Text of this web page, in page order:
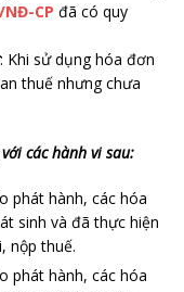
CP đã có quy
: Khi sử dụng hóa đơn
thuế nhưng chưa
các hành vi sau:
phát hành, các hóa
sinh và đã thực hiện
nộp thuế.
phát hành, các hóa